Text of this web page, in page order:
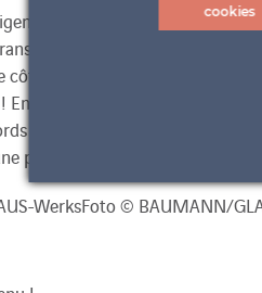
très particulières pour
Vous pouvez ici
côté extérieur. Pour obtenir une
En plus de la taille des
et de sérigraphie (similaire à
puissance de plus de 8,5 kWp.
WerksFoto © BAUMANN/
cookies